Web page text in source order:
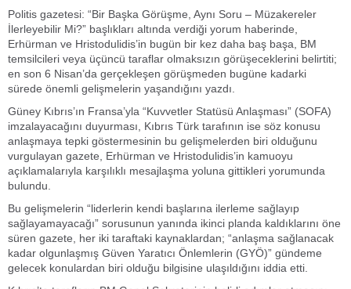
Politis gazetesi: “Bir Başka Görüşme, Aynı Soru – Müzakereler
İlerleyebilir Mi?” başlıkları altında verdiği yorum haberinde,
Erhürman ve Hristodulidis’in bugün bir kez daha baş başa, BM
temsilcileri veya üçüncü taraflar olmaksızın görüşeceklerini belirtiti;
en son 6 Nisan’da gerçekleşen görüşmeden bugüne kadarki
sürede önemli gelişmelerin yaşandığını yazdı.
Güney Kıbrıs’ın Fransa’yla “Kuvvetler Statüsü Anlaşması” (SOFA)
imzalayacağını duyurması, Kıbrıs Türk tarafının ise söz konusu
anlaşmaya tepki göstermesinin bu gelişmelerden biri olduğunu
vurgulayan gazete, Erhürman ve Hristodulidis’in kamuoyu
açıklamalarıyla karşılıklı mesajlaşma yoluna gittikleri yorumunda
bulundu.
Bu gelişmelerin “liderlerin kendi başlarına ilerleme sağlayıp
sağlayamayacağı” sorusunun yanında ikinci planda kaldıklarını öne
süren gazete, her iki taraftaki kaynaklardan; “anlaşma sağlanacak
kadar olgunlaşmış Güven Yaratıcı Önlemlerin (GYÖ)” gündeme
gelecek konulardan biri olduğu bilgisine ulaşıldığını iddia etti.